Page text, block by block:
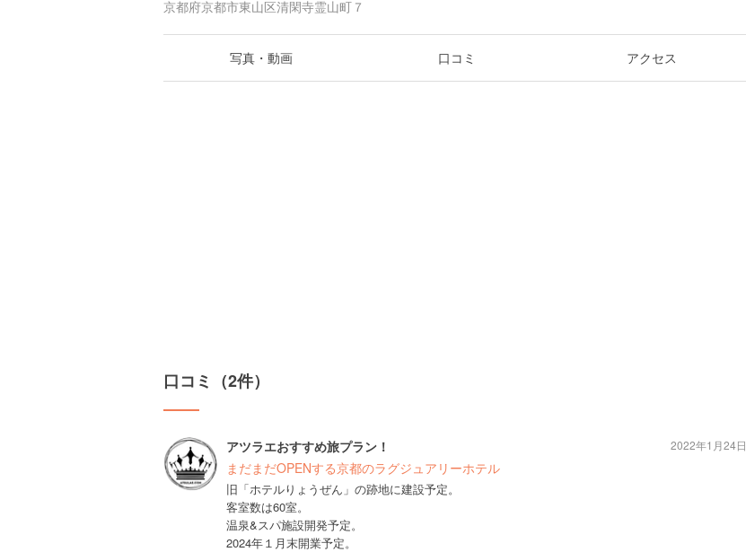
京都府京都市東山区清閑寺霊山町７
写真・動画 口コミ アクセス
口コミ（2件）
アツラエおすすめ旅プラン！
まだまだOPENする京都のラグジュアリーホテル
旧「ホテルりょうぜん」の跡地に建設予定。
客室数は60室。
温泉&スパ施設開発予定。
2024年１月末開業予定。
2022年1月24日